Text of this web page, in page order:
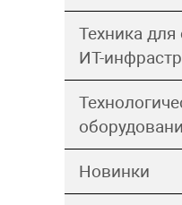
Техника
ИТ-
Новинки